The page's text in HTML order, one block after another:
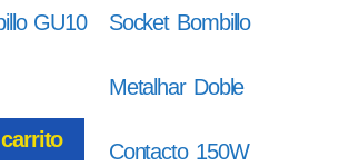
GU10 Socket Bombillo
Metalhar Doble
Contacto 150W